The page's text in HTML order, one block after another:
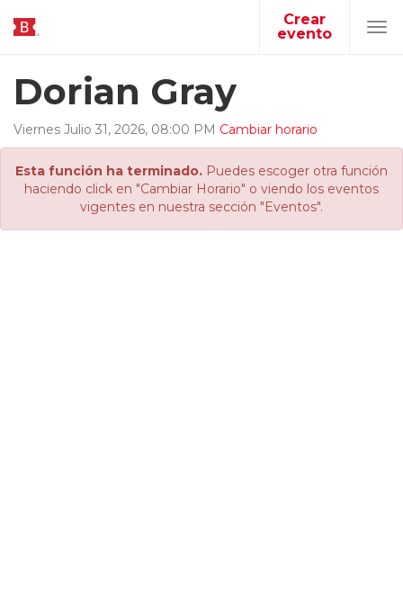
Crear
evento
Dorian Gray
Viernes Julio 31, 2026, 08:00 PM Cambiar horario
Esta función ha terminado. Puedes escoger otra función
haciendo click en "Cambiar Horario" o viendo los eventos
vigentes en nuestra sección "Eventos".